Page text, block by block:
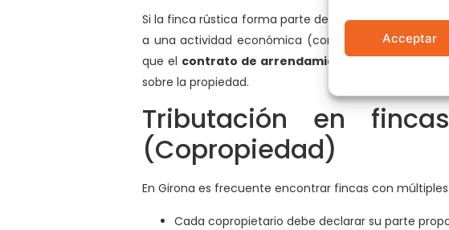
Acceptar
Si la finca rústica forma parte de una herencia o
a una actividad económica (como la producción
que el contrato de arrendamientoespecifique
sobre la propiedad.
Tributación en
(Copropiedad)
En Girona es frecuente encontrar fincas con
Cada copropietario debe declarar su parte